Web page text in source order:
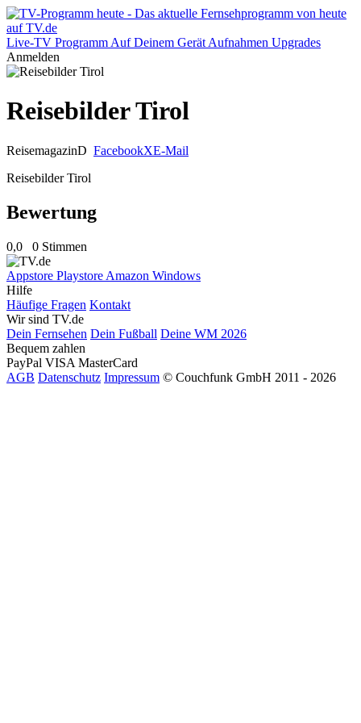
Live-TV Programm Auf Deinem Gerät Aufnahmen Upgrades
Anmelden
Reisebilder Tirol
ReisemagazinD FacebookXE-Mail
Reisebilder Tirol
Bewertung
0,0 0 Stimmen
Appstore Playstore Amazon Windows
Hilfe
Häufige Fragen Kontakt
Wir sind TV.de
Dein Fernsehen Dein Fußball Deine WM 2026
Bequem zahlen
PayPal VISA MasterCard
AGB Datenschutz Impressum © Couchfunk GmbH 2011 - 2026